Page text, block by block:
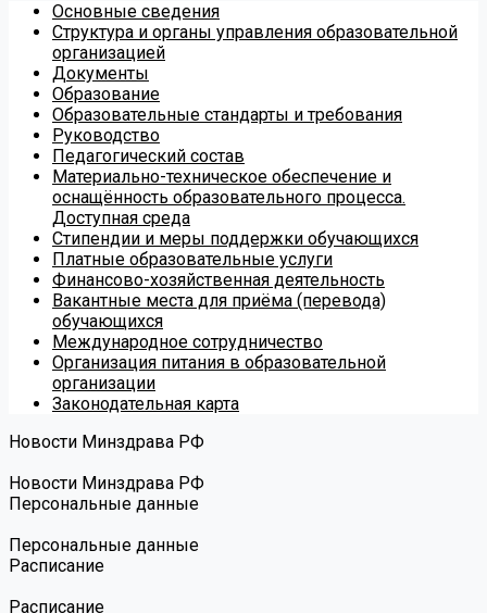
Основные сведения
Структура и органы управления образовательной
организацией
Документы
Образование
Образовательные стандарты и требования
Руководство
Педагогический состав
Материально-техническое обеспечение и
оснащённость образовательного процесса.
Доступная среда
Стипендии и меры поддержки обучающихся
Платные образовательные услуги
Финансово-хозяйственная деятельность
Вакантные места для приёма (перевода)
обучающихся
Международное сотрудничество
Организация питания в образовательной
организации
Законодательная карта
Новости Минздрава РФ
Новости Минздрава РФ
Персональные данные
Персональные данные
Расписание
Расписание